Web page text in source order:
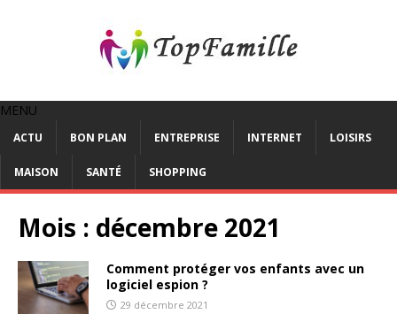
MENU
ACTU BON PLAN ENTREPRISE INTERNET LOISIRS
MAISON SANTÉ SHOPPING
Mois : décembre 2021
Comment protéger vos enfants avec un
logiciel espion ?
29 décembre 2021